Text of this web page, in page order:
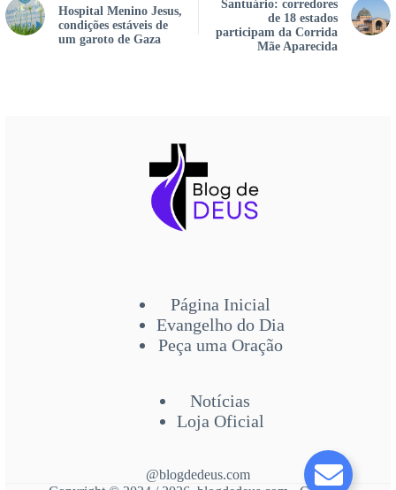
Hospital Menino Jesus,
condições estáveis de
um garoto de Gaza
Santuário: corredores
de 18 estados
participam da Corrida
Mãe Aparecida
Página Inicial
Evangelho do Dia
Peça uma Oração
Notícias
Loja Oficial
@blogdedeus.com